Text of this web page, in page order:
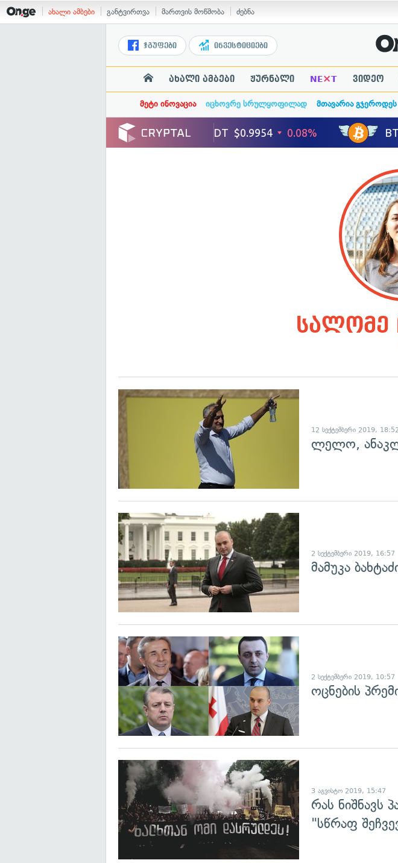
ახალი ამბები განტვირთვა მართვის მოწმობა ძებნა
ჯგუფები ინვესტიციები
ახალი ამბები ჟურნალი NE×T ვიდეო
მეტი ინოვაცია იცხოვრე სრულყოფილად მთავარია გჯეროდეს
სალომე
12 სექტემბერი 2019, 18:52
ლელო,
2 სექტემბერი 2019, 16:57
მამუკა
2 სექტემბერი 2019, 10:57
ოცნების
3 აგვისტო 2019, 15:47
რას ნიშნავს
"სწრაფ